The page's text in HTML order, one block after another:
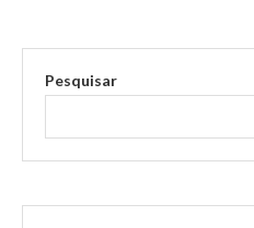
Pesquisar